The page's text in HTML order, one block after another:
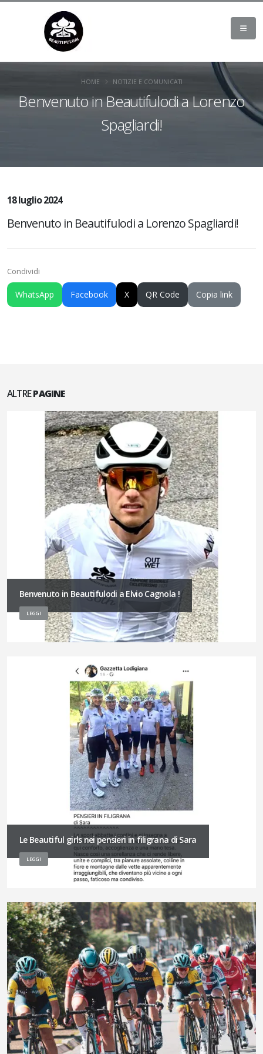
Benvenuto in Beautifulodi a Lorenzo
Spagliardi!
HOME NOTIZIE E COMUNICATI
18 luglio 2024
Benvenuto in Beautifulodi a Lorenzo Spagliardi!
Condividi
WhatsApp Facebook X QR Code Copia link
ALTREPAGINE
Benvenuto in Beautifulodi a Elvio Cagnola !
LEGGI
Le Beautiful girls nei pensieri in filigrana di Sara
LEGGI